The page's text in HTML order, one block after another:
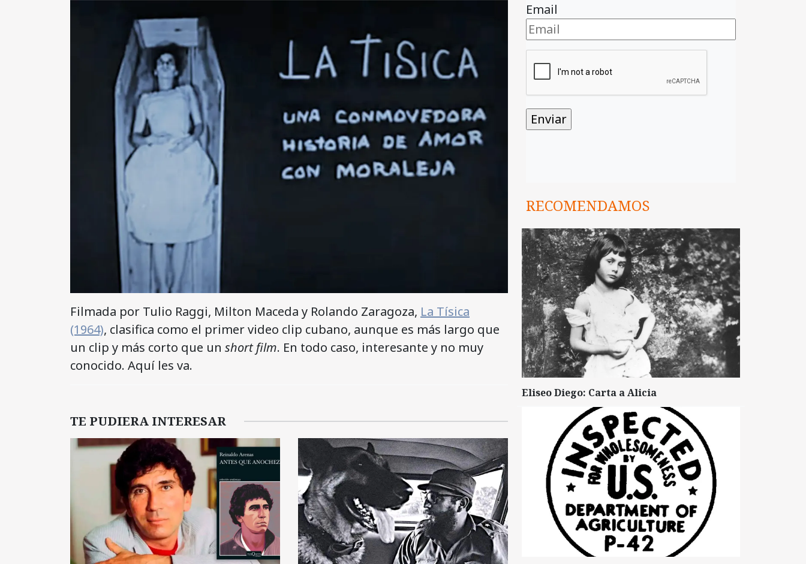
Filmada por Tulio Raggi, Milton Maceda y Rolando Zaragoza, La Tísica
(1964), clasifica como el primer video clip cubano, aunque es más largo que
un clip y más corto que un short film. En todo caso, interesante y no muy
conocido. Aquí les va.
TE PUDIERA INTERESAR
Email
RECOMENDAMOS
Eliseo Diego: Carta a Alicia